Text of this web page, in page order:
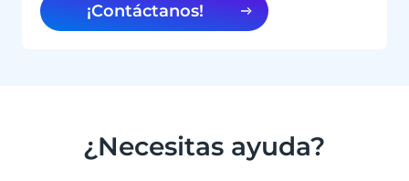
¡Contáctanos!
¿Necesitas ayuda?